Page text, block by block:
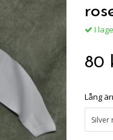
I
80
Lång
Silver